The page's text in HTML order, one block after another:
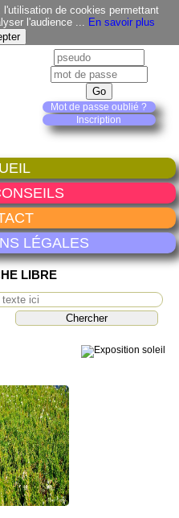
de cookies permettant
l'audience ... En savoir plus
Mot de passe oublié ?
Inscription
LÉGALES
LIBRE